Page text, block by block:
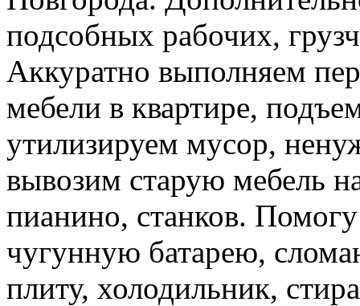
подсобных рабочих,
Аккуратно выполняем
мебели в квартире,
утилизируем мусор,
вывозим старую мебель
пианино, станков.
чугунную батарею,
плиту, холодильник,